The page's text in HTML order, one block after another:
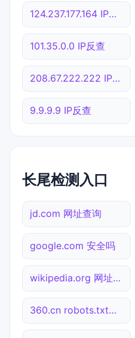
124.237.177.164 IP反查
101.35.0.0 IP反查
208.67.222.222 IP反查
9.9.9.9 IP反查
长尾检测入口
jd.com 网址查询
google.com 安全吗
wikipedia.org 网址查询
360.cn robots.txt检测